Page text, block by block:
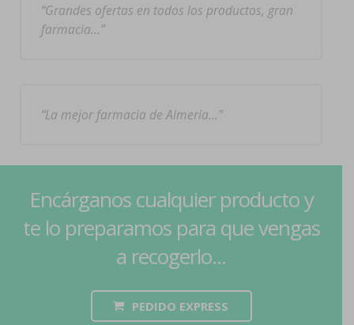
Grandes ofertas en todos los productos, gran
farmacia…
La mejor farmacia de Almería…
Encárganos cualquier producto y
te lo preparamos para que vengas
a recogerlo...
PEDIDO EXPRESS